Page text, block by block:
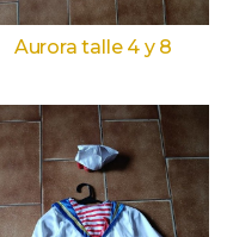
Aurora talle 4 y 8